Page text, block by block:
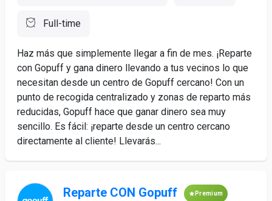
Full-time
Haz más que simplemente llegar a fin de mes. ¡Reparte
con Gopuff y gana dinero llevando a tus vecinos lo que
necesitan desde un centro de Gopuff cercano! Con un
punto de recogida centralizado y zonas de reparto más
reducidas, Gopuff hace que ganar dinero sea muy
sencillo. Es fácil: ¡reparte desde un centro cercano
directamente al cliente! Llevarás...
Reparte CON Gopuff Premium